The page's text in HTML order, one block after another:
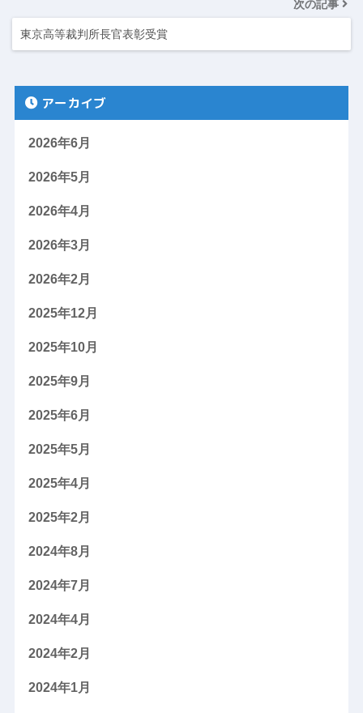
次の記事
東京高等裁判所長官表彰受賞
アーカイブ
2026年6月
2026年5月
2026年4月
2026年3月
2026年2月
2025年12月
2025年10月
2025年9月
2025年6月
2025年5月
2025年4月
2025年2月
2024年8月
2024年7月
2024年4月
2024年2月
2024年1月